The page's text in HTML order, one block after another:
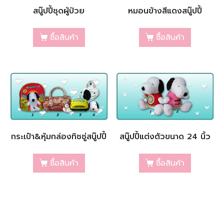
สนู๊ปปี้ชุดผู้ป่วย
ซื้อสินค้า
หมอนข้างสีแดงสนู๊ปปี้
ซื้อสินค้า
กระเป๋า&หุ้มกล่องทิชชู่สนู๊ปปี้
ซื้อสินค้า
สนู๊ปปี้แต่งตัวขนาด 24 นิ้ว
ซื้อสินค้า